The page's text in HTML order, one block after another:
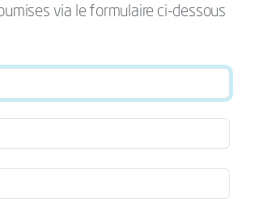
via le formulaire ci-dessous